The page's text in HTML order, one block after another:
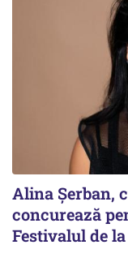
Alina Șerban,
concurează
Festivalul de